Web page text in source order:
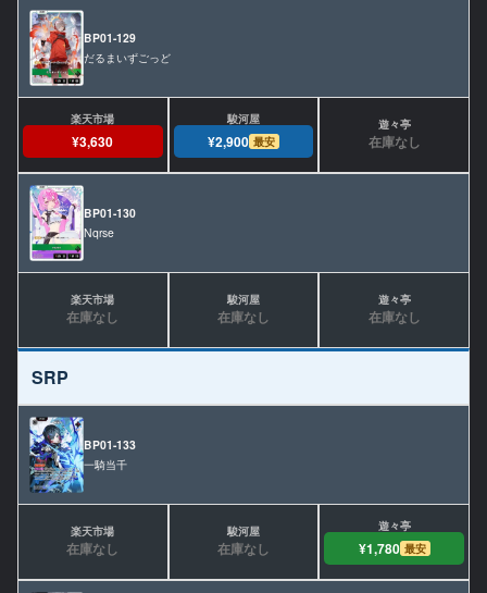
BP01-129
だるまいずごっど
¥3,630 ¥2,900 最安 在庫なし
BP01-130
Nqrse
在庫なし 在庫なし 在庫なし
SRP
BP01-133
一騎当千
在庫なし 在庫なし ¥1,780 最安